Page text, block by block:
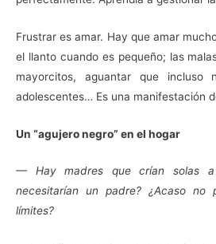
Frustrar es amar. Hay que amar
el llanto cuando es pequeño; las
mayorcitos, aguantar que incluso
adolescentes… Es una manifestación
Un “agujero negro” en el hogar
— Hay madres que crían solas a
necesitarían un padre? ¿Acaso no
límites?